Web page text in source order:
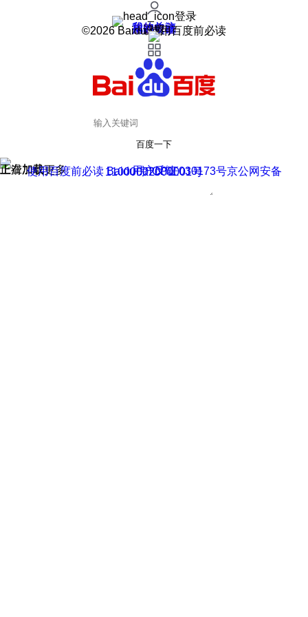
登录
我的关注
我的收藏
皮肤中心
用户反馈
设置
©2026 Baidu 使用百度前必读
百度一下
正在加载
上滑加载更多 用户反馈
使用百度前必读 Baidu 京ICP证030173号
京公网安备11000002000001号